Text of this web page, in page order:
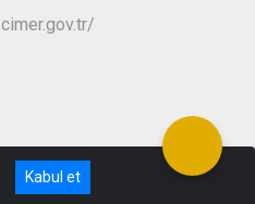
Kabul et